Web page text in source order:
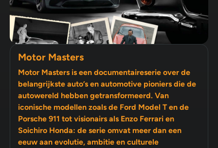
Motor Masters
Motor Masters is een documentaireserie over de
belangrijkste auto’s en automotive pioniers die de
autowereld hebben getransformeerd. Van
iconische modellen zoals de Ford Model T en de
Porsche 911 tot visionairs als Enzo Ferrari en
Soichiro Honda: de serie omvat meer dan een
eeuw aan evolutie, ambitie en culturele